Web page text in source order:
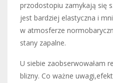
przodostopiu zamykają się
jest bardziej elastyczna i
w atmosferze
stany zapalne.
U siebie zaobserwowałam
blizny. Co ważne